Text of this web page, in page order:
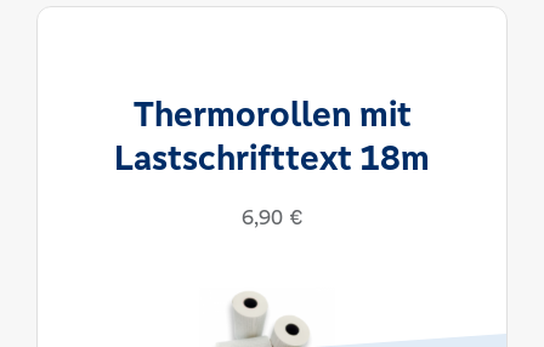
Thermorollen mit
Lastschrifttext 18m
6,90 €